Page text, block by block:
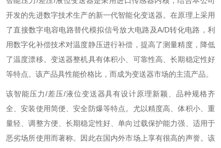
开发的先进数字技术生产的新一代智能化变送器。在原理上采用
了直接数字电容电路替代模拟信号放大电路及A/D转化电路，利
用数字化补偿技术对温度静压进行补偿，提高了测量精度，降低
了温度漂移。变送器整机具有体积小、可靠性高、长期稳定性好
等特点。该产品具性能价格比，而成为变送器市场的主流产品。
该智能压力/差压/液位变送器具有设计原理新颖、品种规格齐
全、安装使用简便、安全防爆等特点。尤以精度高、体积小、重
量轻、调整方便、长期稳定性好、单向过载保护能力强、适用于
恶劣场所使用而著称。因此在国内外市场上享有很高的声誉。该